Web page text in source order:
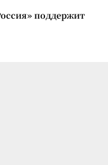
поддержит